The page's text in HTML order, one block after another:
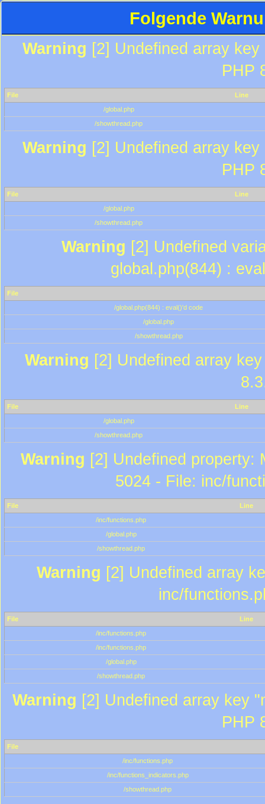
Folgende
Warning [2] Undefined array
PHP
File
Line
/global.php
/showthread.php
Warning [2] Undefined array
PHP
File
Line
/global.php
/showthread.php
Warning [2] Undefined
global.php(844) :
File
/global.php(844) : eval()'d code
/global.php
/showthread.php
Warning [2] Undefined array
File
Line
/global.php
/showthread.php
Warning [2] Undefined property:
5024 - File: inc/
File
Line
/inc/functions.php
/global.php
/showthread.php
Warning [2] Undefined array
inc/
File
Line
/inc/functions.php
/inc/functions.php
/global.php
/showthread.php
Warning [2] Undefined array key
PHP
File
/inc/functions.php
/inc/functions_indicators.php
/showthread.php